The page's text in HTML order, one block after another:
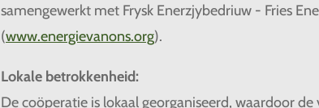
samengewerkt met Frysk Enerzjybedriuw - Fries
(www.energievanons.org).
Lokale betrokkenheid:
De coöperatie is lokaal georganiseerd, waardoor